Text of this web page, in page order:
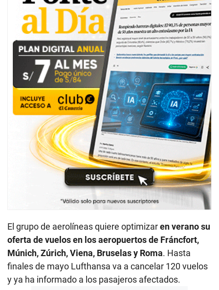
El grupo de aerolíneas quiere optimizaren verano su
oferta de vuelos en los aeropuertos de Fráncfort,
Múnich, Zúrich, Viena, Bruselas y Roma. Hasta
finales de mayo Lufthansa va a cancelar 120 vuelos
y ya ha informado a los pasajeros afectados.